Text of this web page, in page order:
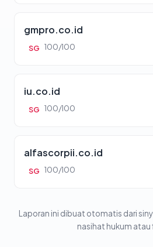
gmpro.co.id
SG 100/100
iu.co.id
SG 100/100
alfascorpii.co.id
SG 100/100
Laporan ini dibuat otomatis dari
nasihat hukum atau